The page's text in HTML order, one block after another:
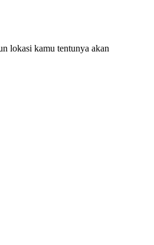
lokasi kamu tentunya akan